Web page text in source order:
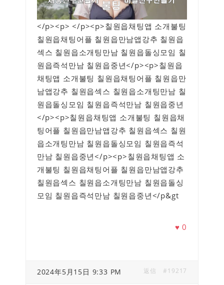
</p><p> </p><p>칠원읍채팅앱 소개불팅
칠원읍채팅어플 칠원읍만남앱강추 칠원읍
섹스 칠원읍소개팅만남 칠원읍돌싱모임 칠
원읍즉석만남 칠원읍중년</p><p>칠원읍
채팅앱 소개불팅 칠원읍채팅어플 칠원읍만
남앱강추 칠원읍섹스 칠원읍소개팅만남 칠
원읍돌싱모임 칠원읍즉석만남 칠원읍중년
</p><p>칠원읍채팅앱 소개불팅 칠원읍채
팅어플 칠원읍만남앱강추 칠원읍섹스 칠원
읍소개팅만남 칠원읍돌싱모임 칠원읍즉석
만남 칠원읍중년</p><p>칠원읍채팅앱 소
개불팅 칠원읍채팅어플 칠원읍만남앱강추
칠원읍섹스 칠원읍소개팅만남 칠원읍돌싱
모임 칠원읍즉석만남 칠원읍중년</p&gt
♥0
2024年5月15日 9:33 PM #19217
返信